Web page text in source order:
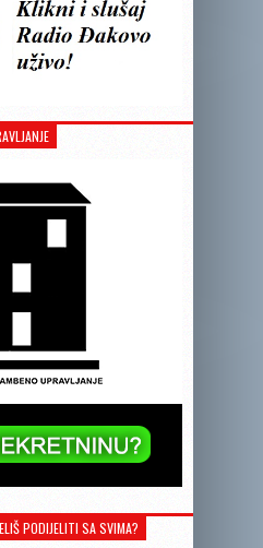
PODIJELITI SA SVIMA?